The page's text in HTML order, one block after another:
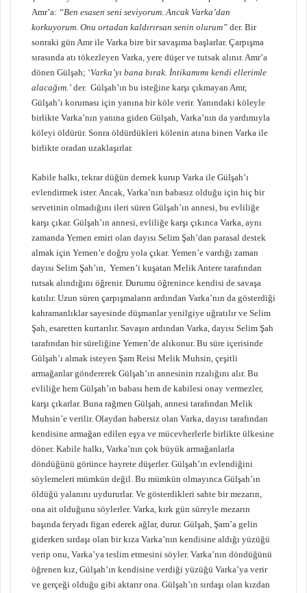
Amr’a: “Ben esasen seni seviyorum. Ancak Varka’dan
korkuyorum. Onu ortadan kaldırırsan senin olurum” der. Bir
sonraki gün Amr ile Varka bire bir savaşıma başlarlar. Çarpışma
sırasında atı tökezleyen Varka, yere düşer ve tutsak alınır. Amr’a
dönen Gülşah; ‘Varka’yı bana bırak. İntikamımı kendi ellerimle
alacağım.’ der. Gülşah’ın bu isteğine karşı çıkmayan Amr,
Gülşah’ı koruması için yanına bir köle verir. Yanındaki köleyle
birlikte Varka’nın yanına giden Gülşah, Varka’nın da yardımıyla
köleyi öldürür. Sonra öldürdükleri kölenin atına binen Varka ile
birlikte oradan uzaklaşırlar.
Kabile halkı, tekrar düğün dernek kurup Varka ile Gülşah’ı
evlendirmek ister. Ancak, Varka’nın babasız olduğu için hiç bir
servetinin olmadığını ileri süren Gülşah’ın annesi, bu evliliğe
karşı çıkar. Gülşah’ın annesi, evliliğe karşı çıkınca Varka, aynı
zamanda Yemen emiri olan dayısı Selim Şah’dan parasal destek
almak için Yemen’e doğru yola çıkar. Yemen’e vardığı zaman
dayısı Selim Şah’ın, Yemen’i kuşatan Melik Antere tarafından
tutsak alındığını öğrenir. Durumu öğrenince kendisi de savaşa
katılır. Uzun süren çarpışmaların ardından Varka’nın da gösterdiği
kahramanlıklar sayesinde düşmanlar yenilgiye uğratılır ve Selim
Şah, esaretten kurtarılır. Savaşın ardından Varka, dayısı Selim Şah
tarafından bir süreliğine Yemen’de alıkonur. Bu süre içerisinde
Gülşah’ı almak isteyen Şam Reisi Melik Muhsin, çeşitli
armağanlar göndererek Gülşah’ın annesinin rızalığını alır. Bu
evliliğe hem Gülşah’ın babası hem de kabilesi onay vermezler,
karşı çıkarlar. Buna rağmen Gülşah, annesi tarafından Melik
Muhsin’e verilir. Olaydan habersiz olan Varka, dayısı tarafından
kendisine armağan edilen eşya ve mücevherlerle birlikte ülkesine
döner. Kabile halkı, Varka’nın çok büyük armağanlarla
döndüğünü görünce hayrete düşerler. Gülşah’ın evlendiğini
söylemeleri mümkün değil. Bu mümkün olmayınca Gülşah’ın
öldüğü yalanını uydururlar. Ve gösterdikleri sahte bir mezarın,
ona ait olduğunu söylerler. Varka, kırk gün süreyle mezarın
başında feryadı figan ederek ağlar, durur. Gülşah, Şam’a gelin
giderken sırdaşı olan bir kıza Varka’nın kendisine aldığı yüzüğü
verip onu, Varka’ya teslim etmesini söyler. Varka’nın döndüğünü
öğrenen kız, Gülşah’ın kendisine verdiği yüzüğü Varka’ya verir
ve gerçeği olduğu gibi aktarır ona. Gülşah’ın sırdaşı olan kızdan